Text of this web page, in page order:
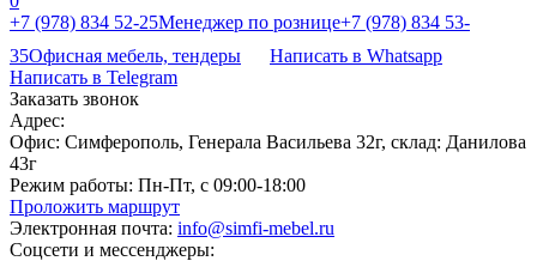
+7 (978) 834 52-25Менеджер по рознице+7 (978) 834 53-
35Офисная мебель, тендеры
Написать в Whatsapp
Написать в Telegram
Заказать звонок
Адрес:
Офис: Симферополь, Генерала Васильева 32г, склад: Данилова
43г
Режим работы: Пн-Пт, с 09:00-18:00
Проложить маршрут
Электронная почта: info@simfi-mebel.ru
Соцсети и мессенджеры: